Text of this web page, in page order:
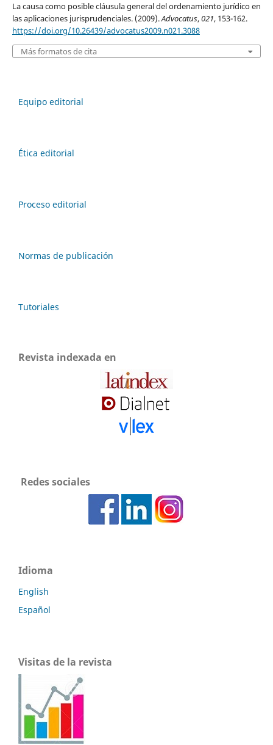
La causa como posible cláusula general del ordenamiento jurídico en
las aplicaciones jurisprudenciales. (2009).Advocatus,021, 153-162.
https://doi.org/10.26439/advocatus2009.n021.3088
Más formatos de cita
Equipo editorial
Ética editorial
Proceso editorial
Normas de publicación
Tutoriales
Revista indexada en
Redes sociales
Idioma
English
Español
Visitas de la revista